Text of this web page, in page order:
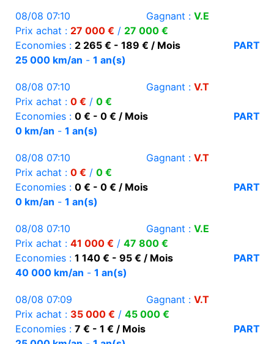
08/08 07:10 Gagnant : V.E
Prix achat : 27 000 € / 27 000 €
Economies : 2 265 € - 189 € / Mois
PART
25 000 km/an - 1 an(s)
08/08 07:10 Gagnant : V.T
Prix achat : 0 € / 0 €
Economies : 0 € - 0 € / Mois
PART
0 km/an - 1 an(s)
08/08 07:10 Gagnant : V.T
Prix achat : 0 € / 0 €
Economies : 0 € - 0 € / Mois
PART
0 km/an - 1 an(s)
08/08 07:10 Gagnant : V.E
Prix achat : 41 000 € / 47 800 €
Economies : 1 140 € - 95 € / Mois
PART
40 000 km/an - 1 an(s)
08/08 07:09 Gagnant : V.T
Prix achat : 35 000 € / 45 000 €
Economies : 7 € - 1 € / Mois
PART